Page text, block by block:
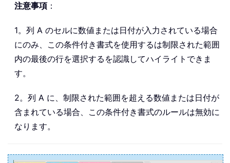
注意事項 ：
1。列 A のセルに数値または日付が入力されている場合
にのみ、この条件付き書式を使用するは制限された範囲
内の最後の行を選択するを認識してハイライトできま
す。
2。列 A に、制限された範囲を超える数値または日付が
含まれている場合、この条件付き書式のルールは無効に
なります。